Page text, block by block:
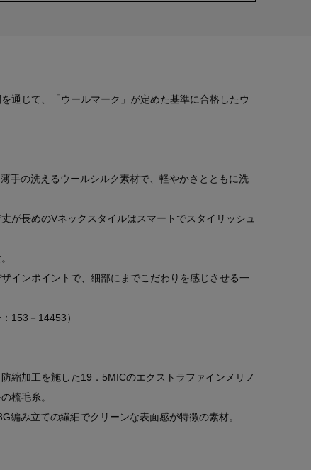
通じて、「ウールマーク」が定めた基準に合格したウ
手の洗えるウールシルク素材で、軽やかさとともに洗
が長めのVネックスタイルはスマートでスタイリッシュ
インポイントで、細部にまでこだわりを感じさせる一
153－14453）
縮加工を施した19．5MICのエクストラファインメリノ
梳毛糸。
編み立ての繊細でクリーンな表面感が特徴の素材。